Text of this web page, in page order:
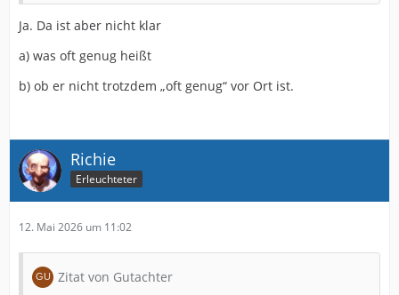
Ja. Da ist aber nicht klar
a) was oft genug heißt
b) ob er nicht trotzdem „oft genug“ vor Ort ist.
Richie
Erleuchteter
12. Mai 2026 um 11:02
Zitat von Gutachter